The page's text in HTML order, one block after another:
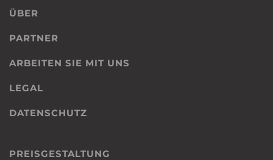
ÜBER
PARTNER
ARBEITEN SIE MIT UNS
LEGAL
DATENSCHUTZ
PREISGESTALTUNG